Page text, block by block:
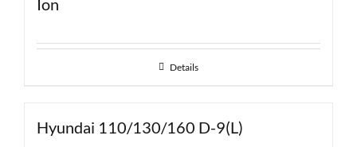
Ion
Details
Hyundai 110/130/160 D-9(L)